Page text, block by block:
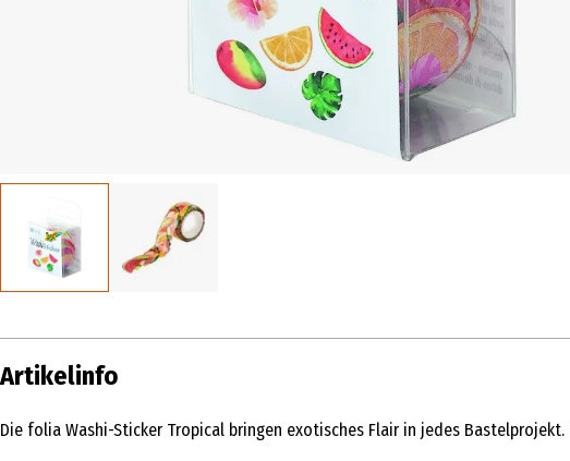
Artikelinfo
Die folia Washi-Sticker Tropical bringen exotisches Flair in jedes